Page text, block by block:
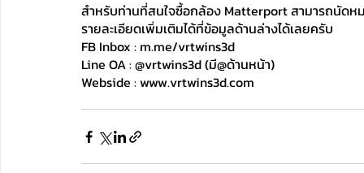
สำหรับท่านที่สนใจซื้อกล้อง Matterport สามารถนัด
รายละเอียดเพิ่มเติมได้ที่ข้อมูลด้านล่างได้เลยครับ
FB Inbox : m.me/vrtwins3d
Line OA : @vrtwins3d (มี@ด้านหน้า)
Webside : www.vrtwins3d.com